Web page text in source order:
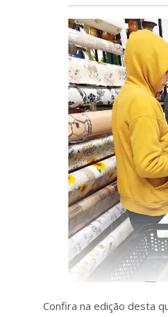
Confira na edição desta